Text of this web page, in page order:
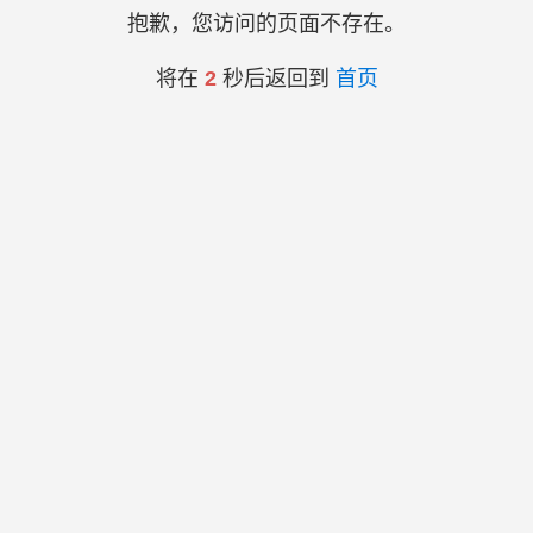
抱歉，您访问的页面不存在。
将在 2秒后返回到 首页